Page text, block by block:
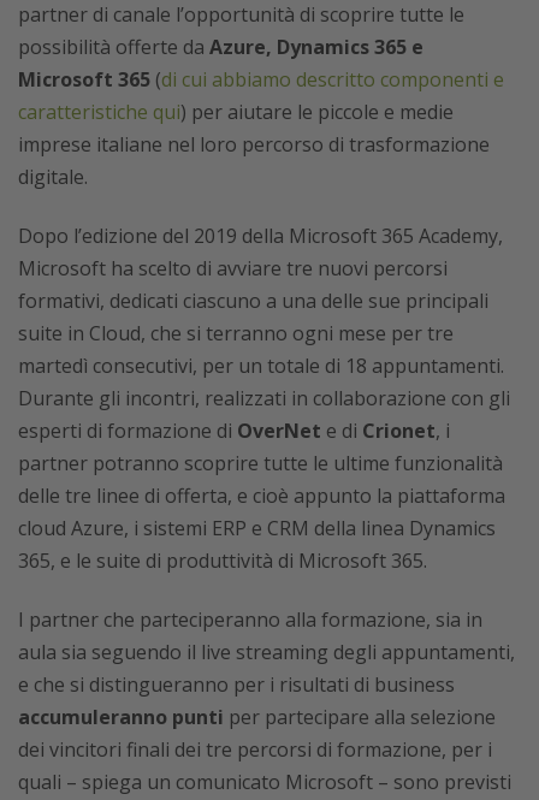
partner di canale l’opportunità di scoprire tutte le
possibilità offerte da Azure, Dynamics 365 e
Microsoft 365 (di cui abbiamo descritto componenti e
caratteristiche qui) per aiutare le piccole e medie
imprese italiane nel loro percorso di trasformazione
digitale.
Dopo l’edizione del 2019 della Microsoft 365 Academy,
Microsoft ha scelto di avviare tre nuovi percorsi
formativi, dedicati ciascuno a una delle sue principali
suite in Cloud, che si terranno ogni mese per tre
martedì consecutivi, per un totale di 18 appuntamenti.
Durante gli incontri, realizzati in collaborazione con gli
esperti di formazione di OverNet e di Crionet, i
partner potranno scoprire tutte le ultime funzionalità
delle tre linee di offerta, e cioè appunto la piattaforma
cloud Azure, i sistemi ERP e CRM della linea Dynamics
365, e le suite di produttività di Microsoft 365.
I partner che parteciperanno alla formazione, sia in
aula sia seguendo il live streaming degli appuntamenti,
e che si distingueranno per i risultati di business
accumuleranno punti per partecipare alla selezione
dei vincitori finali dei tre percorsi di formazione, per i
quali – spiega un comunicato Microsoft – sono previsti